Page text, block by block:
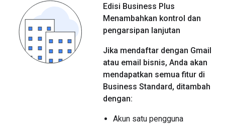
Edisi Business Plus
Menambahkan kontrol dan
pengarsipan lanjutan
Jika mendaftar dengan Gmail
atau email bisnis, Anda akan
mendapatkan semua fitur di
Business Standard, ditambah
dengan:
Akun satu pengguna